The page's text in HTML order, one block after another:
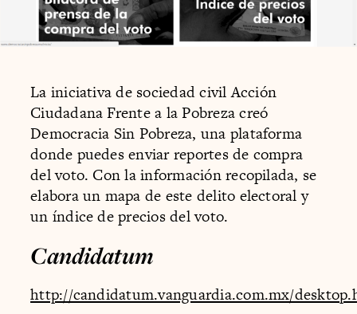
La iniciativa de sociedad civil Acción
Ciudadana Frente a la Pobreza creó
Democracia Sin Pobreza, una plataforma
donde puedes enviar reportes de compra
del voto. Con la información recopilada, se
elabora un mapa de este delito electoral y
un índice de precios del voto.
Candidatum
http://candidatum.vanguardia.com.mx/